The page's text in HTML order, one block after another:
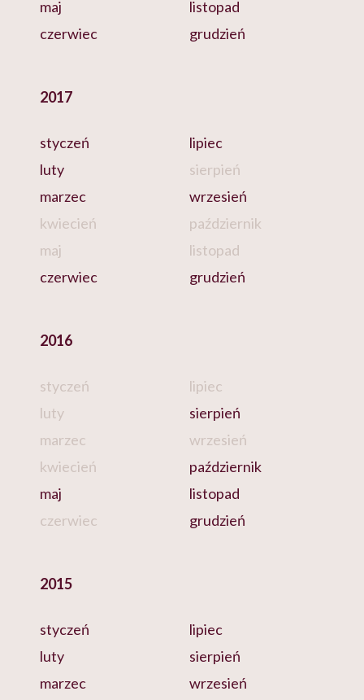
maj
czerwiec
listopad
grudzień
2017
styczeń
luty
marzec
kwiecień
maj
czerwiec
lipiec
sierpień
wrzesień
październik
listopad
grudzień
2016
styczeń
luty
marzec
kwiecień
maj
czerwiec
lipiec
sierpień
wrzesień
październik
listopad
grudzień
2015
styczeń
luty
marzec
lipiec
sierpień
wrzesień